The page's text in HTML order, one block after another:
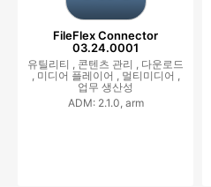
FileFlex Connector
03.24.0001
유틸리티 , 콘텐츠 관리 , 다운로드
미디어 플레이어 , 멀티미디어 ,
업무 생산성
ADM: 2.1.0, arm